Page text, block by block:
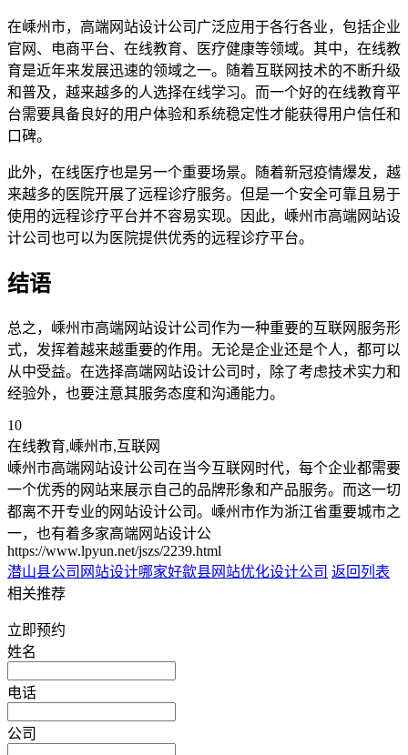
在嵊州市，高端网站设计公司广泛应用于各行各业，包括企业
官网、电商平台、在线教育、医疗健康等领域。其中，在线教
育是近年来发展迅速的领域之一。随着互联网技术的不断升级
和普及，越来越多的人选择在线学习。而一个好的在线教育平
台需要具备良好的用户体验和系统稳定性才能获得用户信任和
口碑。
此外，在线医疗也是另一个重要场景。随着新冠疫情爆发，越
来越多的医院开展了远程诊疗服务。但是一个安全可靠且易于
使用的远程诊疗平台并不容易实现。因此，嵊州市高端网站设
计公司也可以为医院提供优秀的远程诊疗平台。
结语
总之，嵊州市高端网站设计公司作为一种重要的互联网服务形
式，发挥着越来越重要的作用。无论是企业还是个人，都可以
从中受益。在选择高端网站设计公司时，除了考虑技术实力和
经验外，也要注意其服务态度和沟通能力。
10
在线教育,嵊州市,互联网
嵊州市高端网站设计公司在当今互联网时代，每个企业都需要
一个优秀的网站来展示自己的品牌形象和产品服务。而这一切
都离不开专业的网站设计公司。嵊州市作为浙江省重要城市之
一，也有着多家高端网站设计公
https://www.lpyun.net/jszs/2239.html
潜山县公司网站设计哪家好歙县网站优化设计公司 返回列表
相关推荐
立即预约
姓名
电话
公司